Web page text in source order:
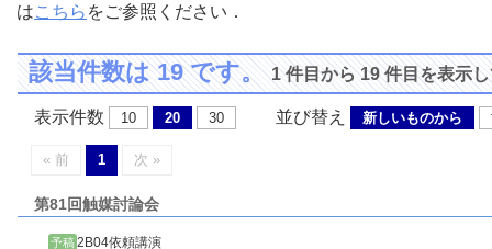
はこちら をご参照ください．
該当件数は 19 です。1 件目から 19 件目を表示
表示件数 10 20 30 並び替え 新しいものから
« 前 1 次 »
第81回触媒討論会
予稿 2B04依頼講演